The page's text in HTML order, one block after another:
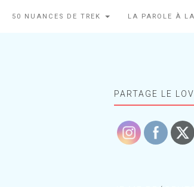
50 NUANCES DE TREK LA PAROLE À
PARTAGE LE